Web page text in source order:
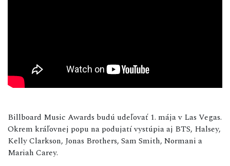
Billboard Music Awards budú udeľovať 1. mája v Las Vegas.
Okrem kráľovnej popu na podujatí vystúpia aj BTS, Halsey,
Kelly Clarkson, Jonas Brothers, Sam Smith, Normani a
Mariah Carey.